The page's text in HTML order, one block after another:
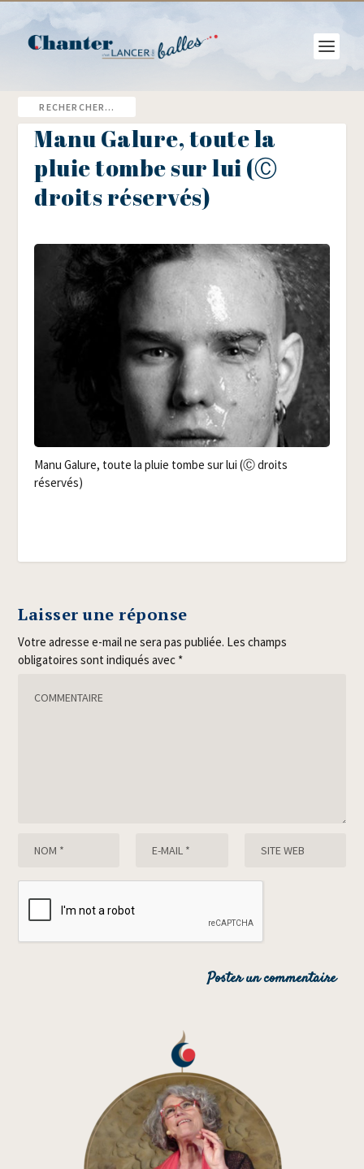
Manu Galure, toute la
pluie tombe sur lui (Ⓒ
droits réservés)
Manu Galure, toute la pluie tombe sur lui (Ⓒ droits
réservés)
Laisser une réponse
Votre adresse e-mail ne sera pas publiée. Les champs
obligatoires sont indiqués avec *